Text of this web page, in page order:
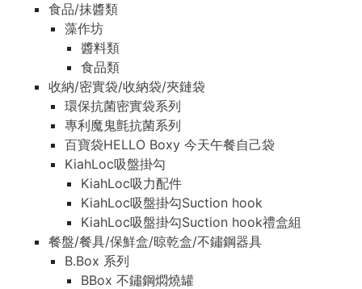
食品/抹醬類
藻作坊
醬料類
食品類
收納/密實袋/收納袋/夾鏈袋
環保抗菌密實袋系列
專利魔鬼氈抗菌系列
百寶袋HELLO Boxy 今天午餐自己袋
KiahLoc吸盤掛勾
KiahLoc吸力配件
KiahLoc吸盤掛勾Suction hook
KiahLoc吸盤掛勾Suction hook禮盒組
餐盤/餐具/保鮮盒/晾乾盒/不鏽鋼器具
B.Box 系列
BBox 不鏽鋼燜燒罐